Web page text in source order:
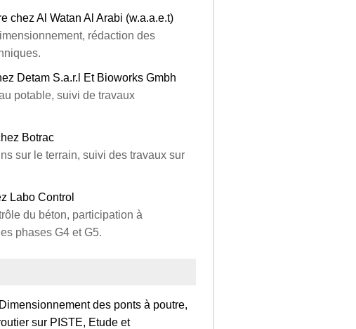
chez Al Watan Al Arabi (w.a.a.e.t)
rédaction des
Detam S.a.r.l Et Bioworks Gmbh
potable, suivi de travaux
Botrac
sur le terrain, suivi des travaux sur
Labo Control
du béton, participation à
phases G4 et G5.
des ponts à poutre,
sur PISTE, Etude et